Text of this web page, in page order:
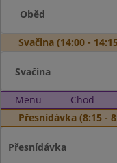
Oběd
Svačina (14:00 -
Svačina
Menu Chod
Přesnídávka (8:15 -
Přesnídávka